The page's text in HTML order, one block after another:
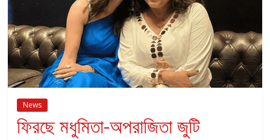
News
ফিরছে মধুমিতা-অপরাজিতা জুটি